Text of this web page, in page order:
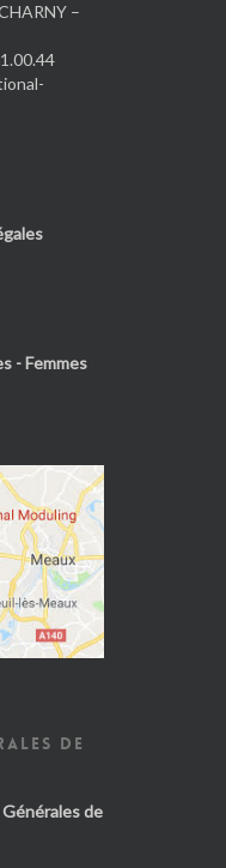
–
- Femmes
DE
de